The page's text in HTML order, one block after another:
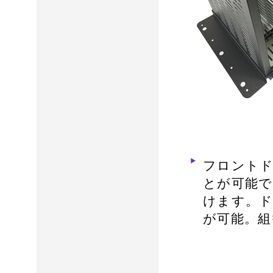
フロント
とが可能
けます。
が可能。